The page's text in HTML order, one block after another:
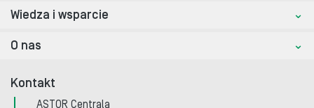
Wiedza i wsparcie
O nas
Kontakt
ASTOR Centrala